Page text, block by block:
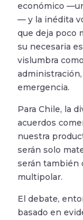
económico
— y la inédita
que deja poco
su necesaria
vislumbra
emergencia.
Para Chile, la
acuerdos
nuestra
serán solo
serán también
multipolar.
El debate,
basado en